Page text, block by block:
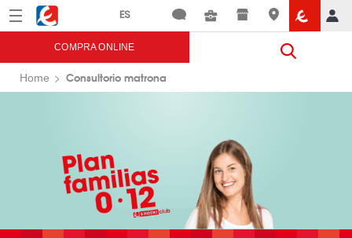
Menú Eroski
COMPRA ONLINE
Home Consultorio matrona